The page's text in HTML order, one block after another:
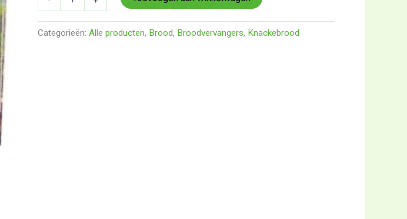
Categorieën: Alle producten, Brood, Broodvervangers, Knackebrood